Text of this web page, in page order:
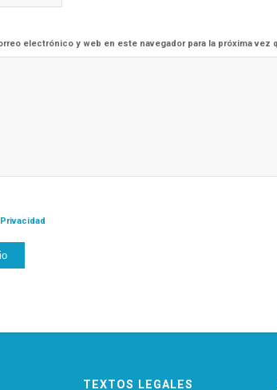
electrónico y web en este navegador para la próxima vez
TEXTOS LEGALES